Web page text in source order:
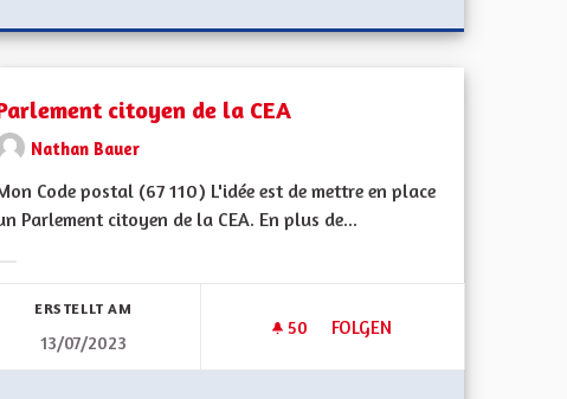
MANDATS
citoyen de la CEA
Nathan Bauer
Code postal (67 110) L'idée est de mettre en place
Parlement citoyen de la CEA. En plus de...
ERSTELLT AM
13/07/2023
50 50 FOLLOWER
FOLGEN
PARLEMENT CITOYEN DE LA